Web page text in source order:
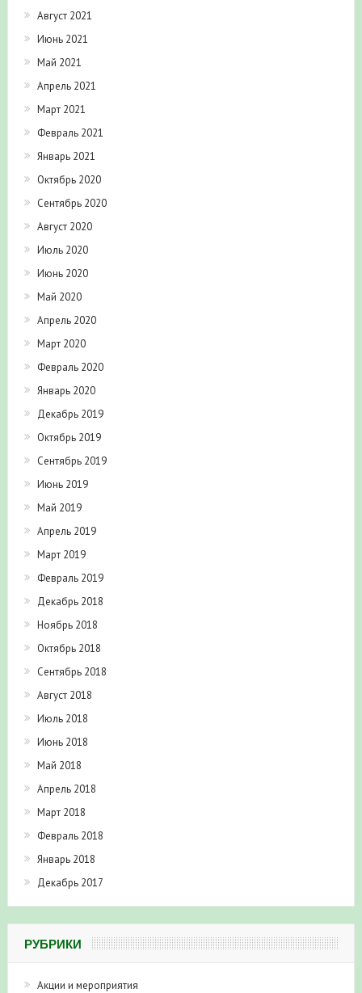
Август 2021
Июнь 2021
Май 2021
Апрель 2021
Март 2021
Февраль 2021
Январь 2021
Октябрь 2020
Сентябрь 2020
Август 2020
Июль 2020
Июнь 2020
Май 2020
Апрель 2020
Март 2020
Февраль 2020
Январь 2020
Декабрь 2019
Октябрь 2019
Сентябрь 2019
Июнь 2019
Май 2019
Апрель 2019
Март 2019
Февраль 2019
Декабрь 2018
Ноябрь 2018
Октябрь 2018
Сентябрь 2018
Август 2018
Июль 2018
Июнь 2018
Май 2018
Апрель 2018
Март 2018
Февраль 2018
Январь 2018
Декабрь 2017
РУБРИКИ
Акции и мероприятия